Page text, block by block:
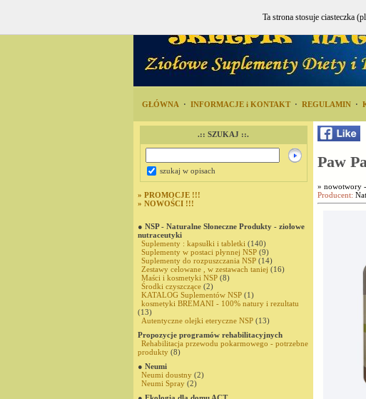
GŁÓWNA · INFORMACJE i KONTAKT · REGULAMIN ·
.:: SZUKAJ ::.
szukaj w opisach
» PROMOCJE !!!
» NOWOŚCI !!!
● NSP - Naturalne Słoneczne Produkty - ziołowe
nutraceutyki
Suplementy : kapsułki i tabletki (140)
Suplementy w postaci płynnej NSP (9)
Suplementy do rozpuszczania NSP (14)
Zestawy celowane , w zestawach taniej (16)
Maści i kosmetyki NSP (8)
Środki czyszczące (2)
KATALOG Suplementów NSP (1)
kosmetyki BREMANI - 100% natury i rezultatu
(13)
Autentyczne olejki eteryczne NSP (13)
Propozycje programów rehabilitacyjnych
Rehabilitacja przewodu pokarmowego - potrzebne
produkty (8)
● Neumi
Neumi doustny (2)
Neumi Spray (2)
Paw
» nowotwory
Producent:
Ta strona stosuje ciasteczka